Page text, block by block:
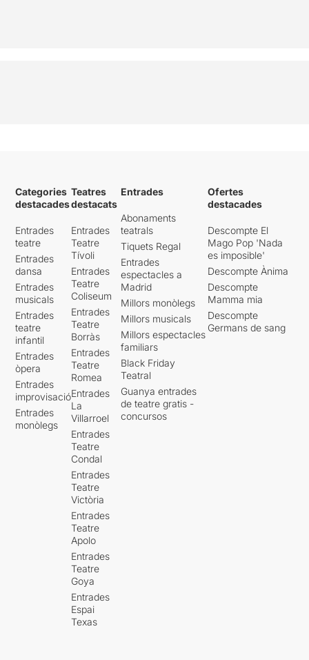
Categories
destacades
Entrades
teatre
Entrades
dansa
Entrades
musicals
Entrades
teatre
infantil
Entrades
òpera
Entrades
improvisació
Entrades
monòlegs
Teatres
destacats
Entrades
Teatre
Tívoli
Entrades
Teatre
Coliseum
Entrades
Teatre
Borràs
Entrades
Teatre
Romea
Entrades
La
Villarroel
Entrades
Teatre
Condal
Entrades
Teatre
Victòria
Entrades
Teatre
Apolo
Entrades
Teatre
Goya
Entrades
Espai
Texas
Entrades
Abonaments
teatrals
Tiquets Regal
Entrades
espectacles a
Madrid
Millors monòlegs
Millors musicals
Millors espectacles
familiars
Black Friday
Teatral
Guanya entrades
de teatre gratis -
concursos
Ofertes
destacades
Descompte El
Mago Pop 'Nada
es imposible'
Descompte Ànima
Descompte
Mamma mia
Descompte
Germans de sang